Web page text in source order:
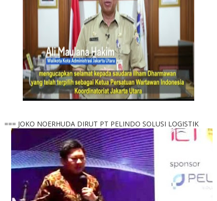
=== JOKO NOERHUDA DIRUT PT PELINDO SOLUSI LOGISTIK